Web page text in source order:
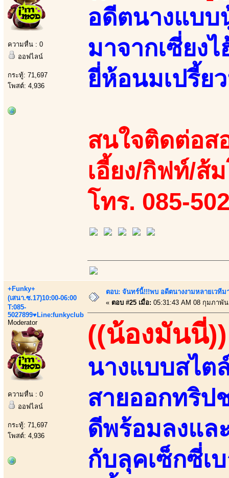
ความหื่น : 0
ออฟไลน์
กระทู้: 71,697
โพสต์: 4,936
อดีตนางแบบ
มาจากเซี่ยง
ยี่ห้อนมเปรี้ย
สนใจติดต่อส
เอี้ยง/กิฟท์/ส้
โทร. 085-
+Funky+
(เสนา.ซ.17)10:00-06:00
T:085-
5027899♥Line:funkyclub
Moderator
ความหื่น : 0
ออฟไลน์
กระทู้: 71,697
โพสต์: 4,936
ตอบ: จันทร์นี้!!!พบ อดีตนางงามหลายเวที
« ตอบ #25 เมื่อ: 05:31:43 AM 08 กุมภาพั
((น้องมันนี่))
นางแบบสไต
สายออกทริป
ดีพร้อมลงแล
กับลุคเซ็กซี่เ